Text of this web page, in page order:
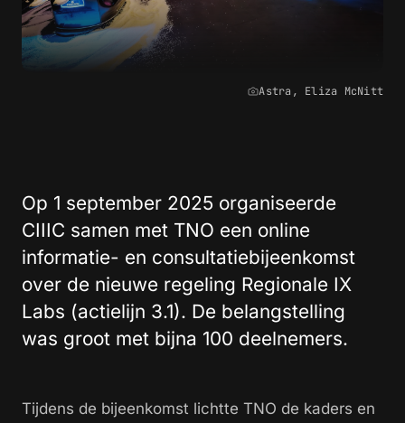
Astra, Eliza McNitt
Op 1 september 2025 organiseerde
CIIIC samen met TNO een online
informatie- en consultatiebijeenkomst
over de nieuwe regeling Regionale IX
Labs (actielijn 3.1). De belangstelling
was groot met bijna 100 deelnemers.
Tijdens de bijeenkomst lichtte TNO de kaders en